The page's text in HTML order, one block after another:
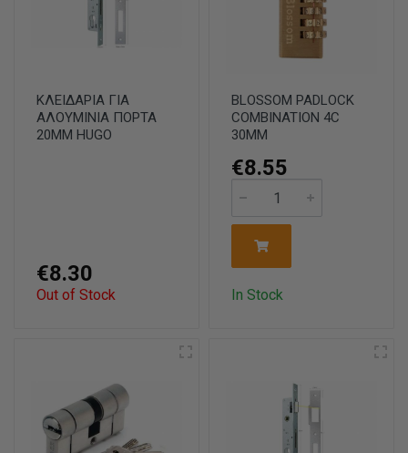
ΚΛΕΙΔΑΡΙΑ ΓΙΑ
ΑΛΟΥΜΙΝΙΑ ΠΟΡΤΑ
20MM HUGO
€8.30
Out of Stock
BLOSSOM PADLOCK
COMBINATION 4C
30MM
€8.55
In Stock